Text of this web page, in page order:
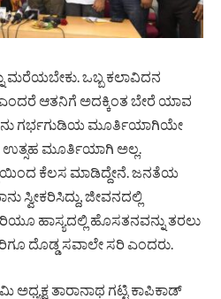
ಮರೆಯಬೇಕು. ಒಬ್ಬ ಕಲಾವಿದನ
ಎಂದರೆ ಆತನಿಗೆ ಅದಕ್ಕಿಂತ ಬೇರೆ ಯಾವ
ನಾನು ಗರ್ಭಗುಡಿಯ ಮೂರ್ತಿಯಾಗಿಯೇ
ಉತ್ಸಹ ಮೂರ್ತಿಯಾಗಿ ಅಲ್ಲ.
ಕೆಲಸ ಮಾಡಿದ್ದೇನೆ. ಜನತೆಯ
ಸ್ವೀಕರಿಸಿದ್ದು, ಜೀವನದಲ್ಲಿ
ಹಾಸ್ಯದಲ್ಲಿ ಹೊಸತನವನ್ನು ತರಲು
ದೊಡ್ಡ ಸವಾಲೇ ಸರಿ ಎಂದರು.
ಅಧ್ಯಕ್ಷ ತಾರಾನಾಥ ಗಟ್ಟಿ ಕಾಪಿಕಾಡ್